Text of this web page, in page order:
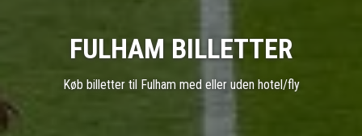
FULHAM BILLETTER
Køb billetter til Fulham med eller uden hotel/fly